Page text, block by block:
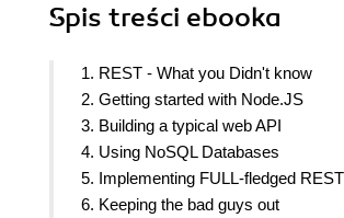
Spis treści ebooka
1. REST - What you Didn't know
2. Getting started with Node.JS
3. Building a typical web API
4. Using NoSQL Databases
5. Implementing FULL-fledged
6. Keeping the bad guys out